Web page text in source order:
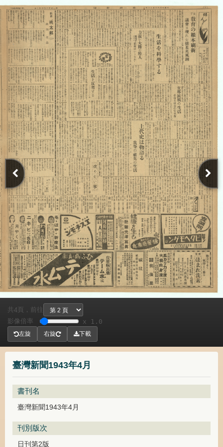
臺灣新聞1943年4月
書刊名
臺灣新聞1943年4月
刊別版次
日刊第2版
共4頁， 前往
影像倍率
x 1.0
左旋 右旋 下載